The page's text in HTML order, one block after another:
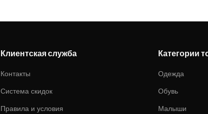
Клиентская служба
Контакты
Система скидок
Правила и условия
Категории
Одежда
Обувь
Малыши